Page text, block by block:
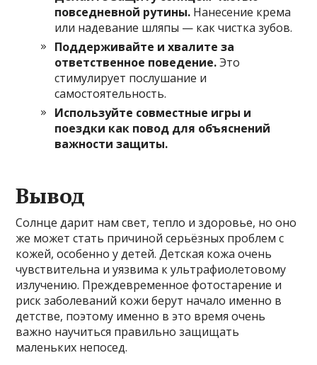
повседневной рутины. Нанесение крема
или надевание шляпы — как чистка зубов.
Поддерживайте и хвалите за
ответственное поведение.Это
стимулирует послушание и
самостоятельность.
Используйте совместные игры и
поездки как повод для объяснений
важности защиты.
Вывод
Солнце дарит нам свет, тепло и здоровье, но оно
же может стать причиной серьёзных проблем с
кожей, особенно у детей. Детская кожа очень
чувствительна и уязвима к ультрафиолетовому
излучению. Преждевременное фотостарение и
риск заболеваний кожи берут начало именно в
детстве, поэтому именно в это время очень
важно научиться правильно защищать
маленьких непосед.